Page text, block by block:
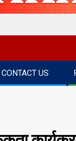
CONTACT US